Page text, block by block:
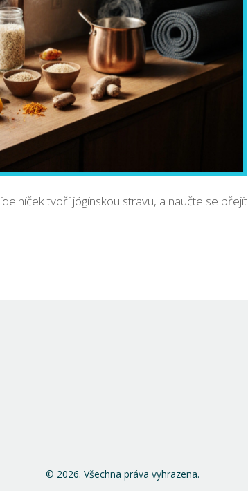
tvoří jógínskou stravu, a naučte se přejít
© 2026. Všechna práva vyhrazena.